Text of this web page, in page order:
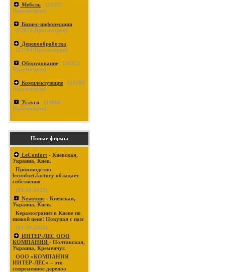
Мебель (24235
Просмотров)
Бизнес-информация
(17874 Просмотров)
Деревообработка
(17764 Просмотров)
Оборудование (16372
Просмотров)
Комплектующие (16289
Просмотров)
Услуги (14866
Просмотров)
Новые фирмы
LeConfort - Киевская,
Украина, Киев.
Производство
leconfort.factory обладает
собственно
(03-19-2021)
Newstone - Киевская,
Украина, Киев.
Керамогранит в Киеве по
низкой цене! Покупая с нам
(03-19-2021)
ИНТЕР-ЛЕС ООО
КОМПАНИЯ - Полтавская,
Украина, Кременчуг.
ООО «КОМПАНИЯ
ИНТЕР-ЛЕС» – это
современное деревоо